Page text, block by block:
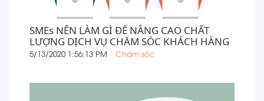
SMEs NÊN LÀM GÌ ĐỂ NÂNG CAO CHẤT
LƯỢNG DỊCH VỤ CHĂM SÓC KHÁCH HÀNG
5/13/2020 1:56:13 PM Chăm sóc